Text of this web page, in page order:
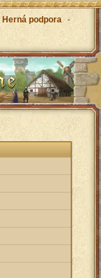
Herná podpora -